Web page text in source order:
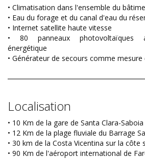
• Climatisation dans l'ensemble du
• Eau du forage et du canal d'eau du
• Internet satellite haute vitesse
• 80 panneaux photovoltaïques
énergétique
• Générateur de secours comme
Localisation
• 10 Km de la gare de Santa Clara-Saboia
• 12 Km de la plage fluviale du Barrage
• 30 km de la Costa Vicentina sur la
• 90 Km de l'aéroport international de